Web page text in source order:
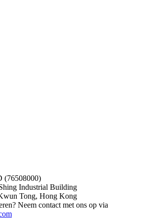
Industrial Building
Tong, Hong Kong
Neem contact met ons op via